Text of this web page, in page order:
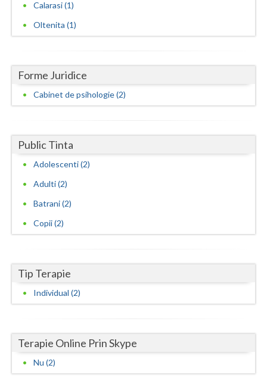
Neamt
Salaj
Satu-Mare
Suceava
Tulcea
Vaslui
Vrancea
Calarasi (1)
Oltenita (1)
Forme Juridice
Cabinet de psihologie (2)
Public Tinta
Adolescenti (2)
Adulti (2)
Batrani (2)
Copii (2)
Tip Terapie
Individual (2)
Terapie Online Prin Skype
Nu (2)